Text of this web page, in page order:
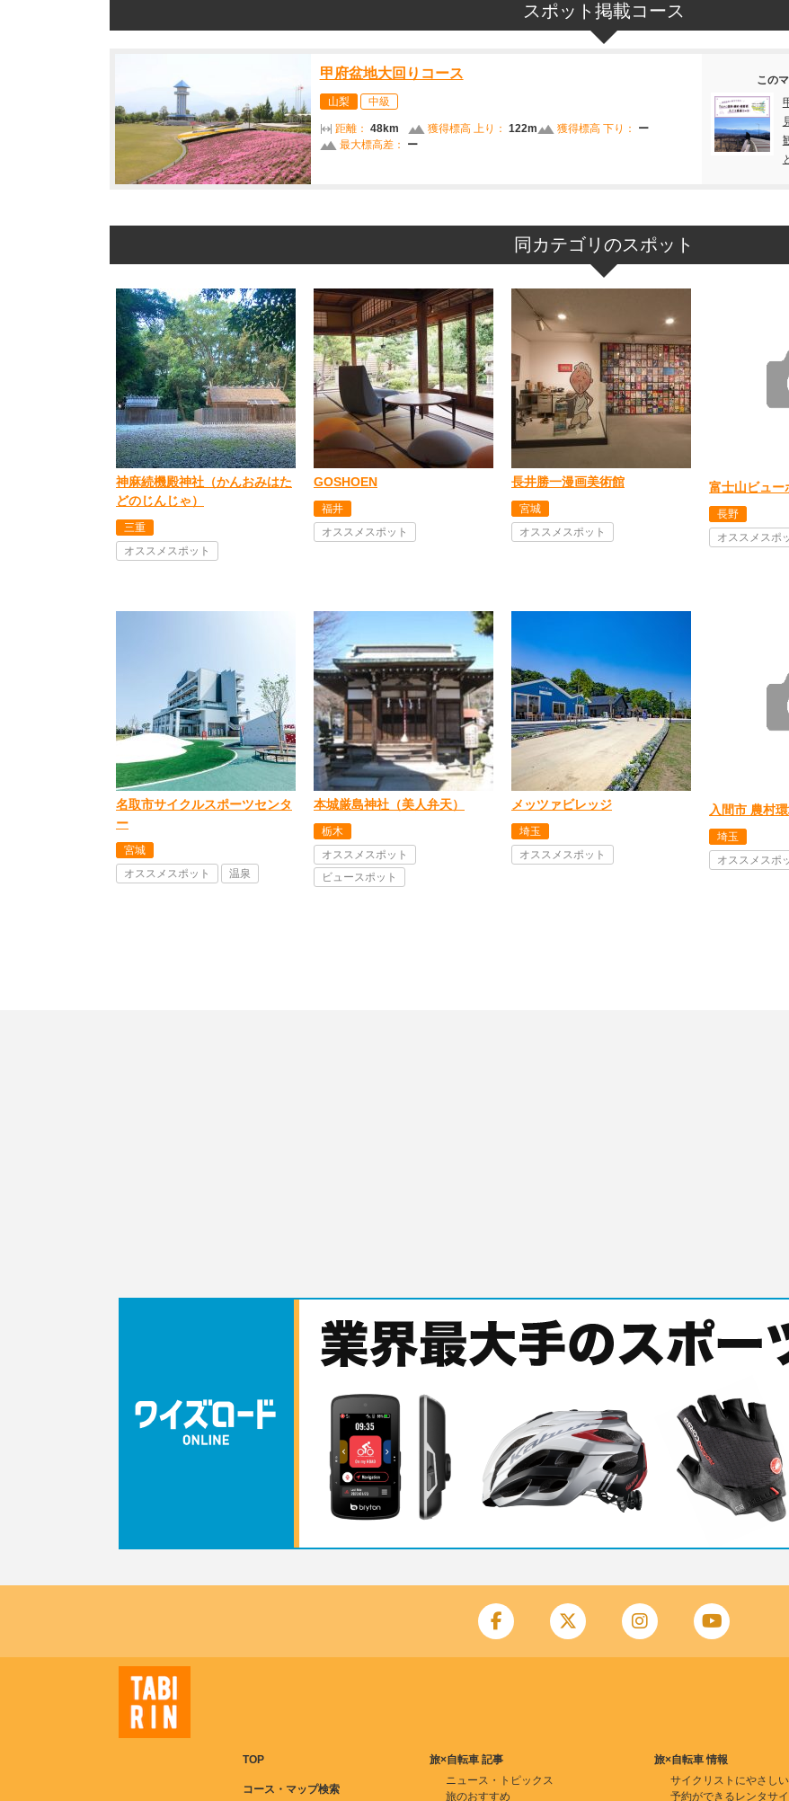
スポット掲載コース
甲府盆地大回りコース
山梨 中級
距離： 48km 獲得標高 上り： 122m 獲得標高 下り：
ー
最大標高差：
ー
この
同カテゴリのスポット
神麻続機殿神社（かんおみはた
どのじんじゃ）
三重
オススメスポット
GOSHOEN
福井
オススメスポット
長井勝一漫画美術館
宮城
オススメスポット
富士山ビュー
長野
オススメスポ
名取市サイクルスポーツセンタ
ー
宮城
オススメスポット
温泉
本城厳島神社（美人弁天）
栃木
オススメスポット
ビュースポット
メッツァビレッジ
埼玉
オススメスポット
入間市 農村
埼玉
オススメスポ
TOP
コース・マップ検索
旅×自転車 記事
ニュース・トピックス
旅のおすすめ
旅×自転車 情報
サイクリストにやさし
予約ができるレンタサ